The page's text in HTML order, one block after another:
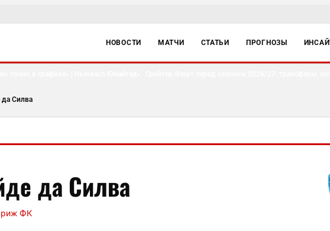
НОВОСТИ МАТЧИ СТАТЬИ ПРОГНОЗЫ
в графике» | Ньюкасл Юнайтед
да Силва
да Силва
ФК